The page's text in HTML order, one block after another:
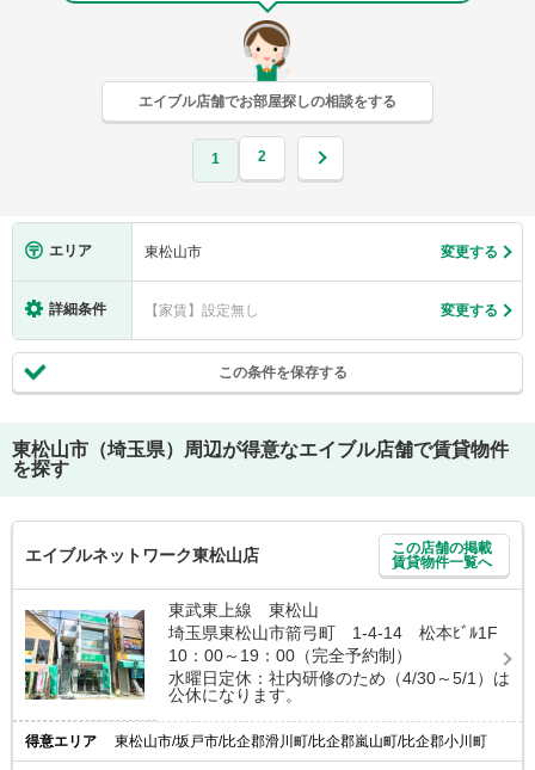
エイブル店舗でお部屋探しの相談をする
1 2
エリア 東松山市 変更する
詳細条件 【家賃】設定無し 変更する
この条件を保存する
東松山市（埼玉県）
周辺が得意なエイブル店舗で賃貸物件
を探す
エイブルネットワーク東松山店
この店舗の掲載
賃貸物件一覧へ
東武東上線 東松山
埼玉県東松山市箭弓町 1-4-14 松本ﾋﾞﾙ1F
10：00～19：00（完全予約制）
水曜日定休：社内研修のため（4/30～5/1）は
公休になります。
得意エリア 東松山市/坂戸市/比企郡滑川町/比企郡嵐山町/比企郡小川町